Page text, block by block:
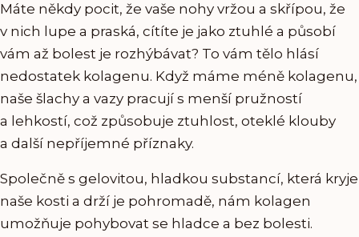
Máte někdy pocit, že vaše nohy vržou a skřípou, že
v nich lupe a praská, cítíte je jako ztuhlé a působí
vám až bolest je rozhýbávat? To vám tělo hlásí
nedostatek kolagenu. Když máme méně kolagenu,
naše šlachy a vazy pracují s menší pružností
a lehkostí, což způsobuje ztuhlost, oteklé klouby
a další nepříjemné příznaky.
Společně s gelovitou, hladkou substancí, která kryje
naše kosti a drží je pohromadě, nám kolagen
umožňuje pohybovat se hladce a bez bolesti.